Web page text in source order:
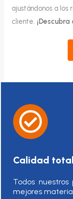
ajustándonos a
cliente.
Calidad total
Todos
mejores